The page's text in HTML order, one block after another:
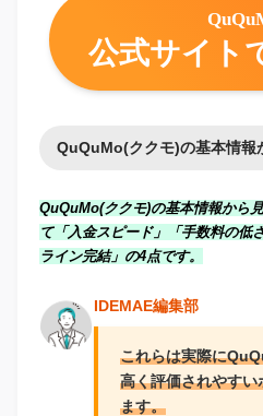
公式サイト
QuQuMo(ククモ)の基本情報
QuQuMo(ククモ)の基本情報から
て「入金スピード」「手数料の低
ライン完結」の4点です。
IDEMAE編集部
これらは実際に
高く評価されやす
ます。